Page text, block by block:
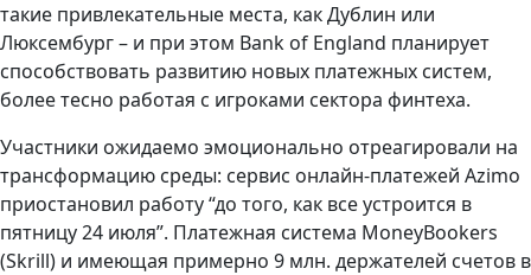
такие привлекательные места, как Дублин или
Люксембург – и при этом Bank of England планирует
способствовать развитию новых платежных систем,
более тесно работая с игроками сектора финтеха.
Участники ожидаемо эмоционально отреагировали на
трансформацию среды: сервис онлайн-платежей Azimo
приостановил работу “до того, как все устроится в
пятницу 24 июля”. Платежная система MoneyBookers
(Skrill) и имеющая примерно 9 млн. держателей счетов в